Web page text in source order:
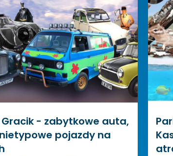
Gracik - zabytkowe auta,
pojazdy na